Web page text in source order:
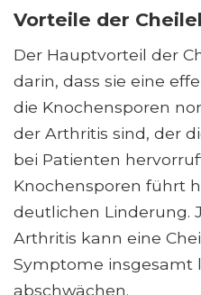
Vorteile der
Der Hauptvorteil der
darin, dass sie eine
die Knochensporen
der Arthritis sind, der
bei Patienten
Knochensporen führt
deutlichen Linderung.
Arthritis kann eine
Symptome insgesamt
abschwächen.